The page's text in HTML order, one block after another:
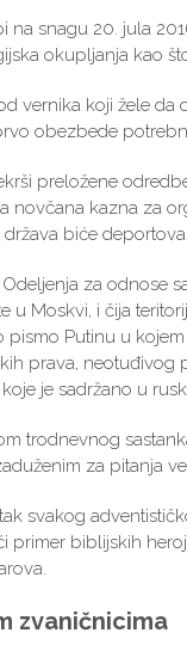
na snagu 20. jula
okupljanja kao
vernika koji žele da
obezbede
preložene
novčana kazna za
država biće
za odnose
u Moskvi, i čija
pismo Putinu u
prava, neotuđivog
je sadržano u
trodnevnog
za pitanja
svakog
primer biblijskih
zvaničnicima